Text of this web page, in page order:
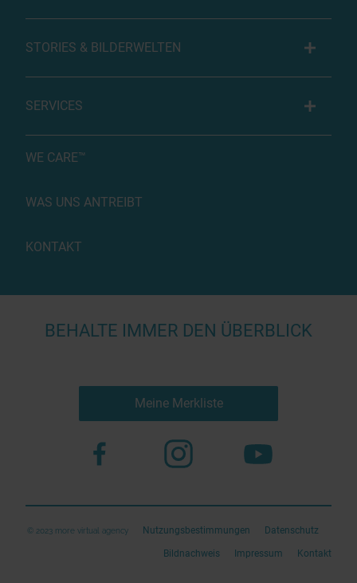
STORIES & BILDERWELTEN
SERVICES
WE CARE™
WAS UNS ANTREIBT
KONTAKT
BEHALTE IMMER DEN ÜBERBLICK
Meine Merkliste
© 2023 more virtual agency Nutzungsbestimmungen Datenschutz
Bildnachweis Impressum Kontakt